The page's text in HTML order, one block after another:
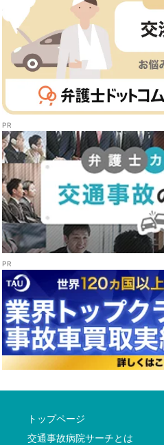
トップページ
交通事故病院サーチとは